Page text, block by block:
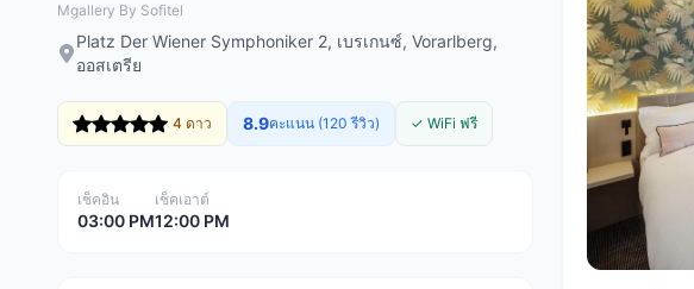
Mgallery By Sofitel
Platz Der Wiener Symphoniker 2, เบรเกนซ์, Vorarlberg,
ออสเตรีย
4 ดาว 8.9คะแนน (120 รีวิว) ✓ WiFi ฟรี
เช็คอิน
03:00 PM
เช็คเอาต์
12:00 PM